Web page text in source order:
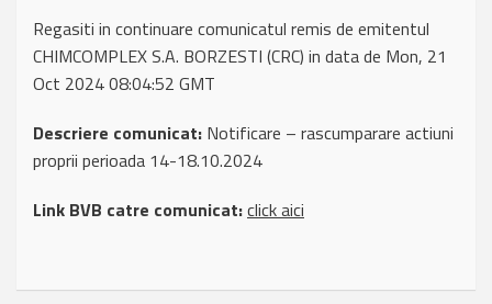
Regasiti in continuare comunicatul remis de emitentul
CHIMCOMPLEX S.A. BORZESTI (CRC) in data de Mon, 21
Oct 2024 08:04:52 GMT
Descriere comunicat: Notificare – rascumparare actiuni
proprii perioada 14-18.10.2024
Link BVB catre comunicat:click aici